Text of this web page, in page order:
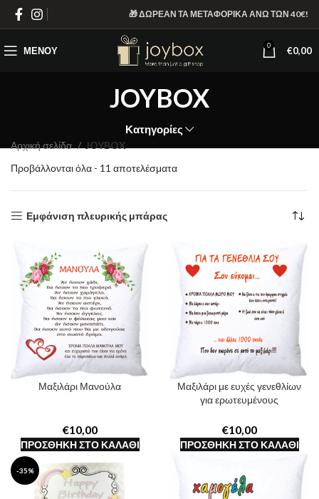
🎁 ΔΩΡΕΑΝ ΤΑ ΜΕΤΑΦΟΡΙΚΑ ΑΝΩ ΤΩΝ 40€!
ΜΕΝΟΎ 0 €0,00
JOYBOX
Κατηγορίες
Αρχική σελίδα
JOYBOX
Προβάλλονται όλα - 11 αποτελέσματαSorted
Εμφάνιση πλευρικής μπάρας
Μαξιλάρι Μανούλα
€
ΠΡΟΣΘΉΚΗ ΣΤΟ ΚΑΛΆΘΙ
Μαξιλάρι με ευχές γενεθλίων
για ερωτευμένους
€
ΠΡΟΣΘΉΚΗ ΣΤΟ ΚΑΛΆΘΙ
-35%